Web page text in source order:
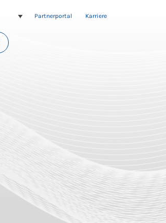
Partnerportal Karriere